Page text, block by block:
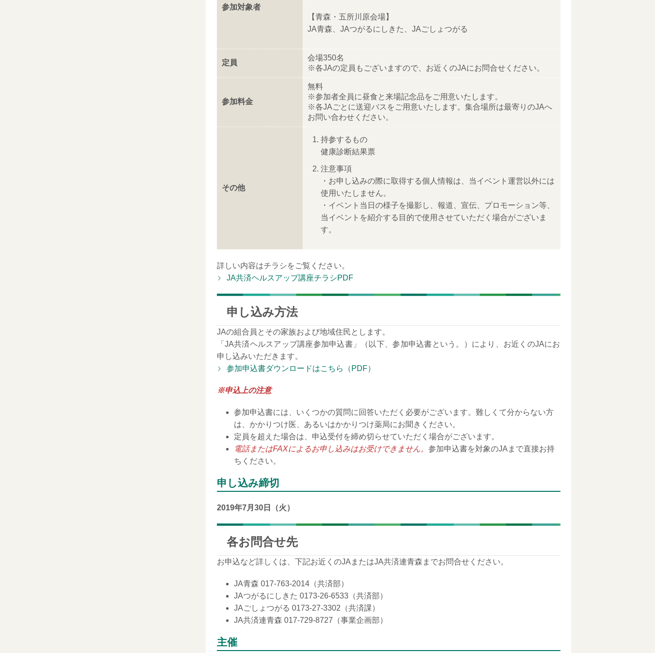
参加対象者
【青森・五所川原会場】
JA青森、JAつがるにしきた、JAごしょつがる
定員
会場350名
※各JAの定員もございますので、お近くのJAにお問合せください。
参加料金
無料
※参加者全員に昼食と来場記念品をご用意いたします。
※各JAごとに送迎バスをご用意いたします。集合場所は最寄りのJAへ
お問い合わせください。
その他
持参するもの
健康診断結果票
注意事項
・お申し込みの際に取得する個人情報は、当イベント運営以外には
使用いたしません。
・イベント当日の様子を撮影し、報道、宣伝、プロモーション等、
当イベントを紹介する目的で使用させていただく場合がございま
す。
詳しい内容はチラシをご覧ください。
JA共済ヘルスアップ講座チラシPDF
申し込み方法
JAの組合員とその家族および地域住民とします。
「JA共済ヘルスアップ講座参加申込書」（以下、参加申込書という。）により、お近くのJAにお
申し込みいただきます。
参加申込書ダウンロードはこちら（PDF）
※申込上の注意
参加申込書には、いくつかの質問に回答いただく必要がございます。難しくて分からない方
は、かかりつけ医、あるいはかかりつけ薬局にお聞きください。
定員を超えた場合は、申込受付を締め切らせていただく場合がございます。
電話またはFAXによるお申し込みはお受けできません。 参加申込書を対象のJAまで直接お持
ちください。
申し込み締切
2019年7月30日（火）
各お問合せ先
お申込など詳しくは、下記お近くのJAまたはJA共済連青森までお問合せください。
JA青森 017-763-2014（共済部）
JAつがるにしきた 0173-26-6533（共済部）
JAごしょつがる 0173-27-3302（共済課）
JA共済連青森 017-729-8727（事業企画部）
主催